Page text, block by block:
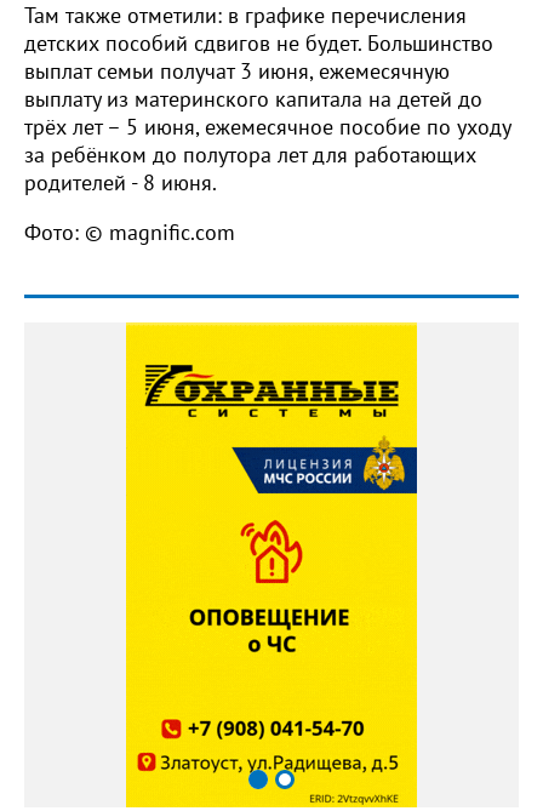
Там также отметили: в графике перечисления
детских пособий сдвигов не будет. Большинство
выплат семьи получат 3 июня, ежемесячную
выплату из материнского капитала на детей до
трёх лет – 5 июня, ежемесячное пособие по уходу
за ребёнком до полутора лет для работающих
родителей - 8 июня.
Фото: © magnific.com